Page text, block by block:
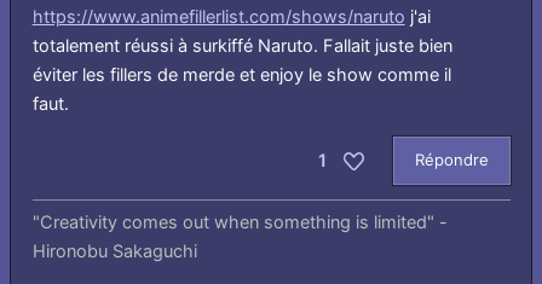
https://www.animefillerlist.com/shows/naruto j'ai
totalement réussi à surkiffé Naruto. Fallait juste bien
éviter les fillers de merde et enjoy le show comme il
faut.
1 Répondre
"Creativity comes out when something is limited" -
Hironobu Sakaguchi